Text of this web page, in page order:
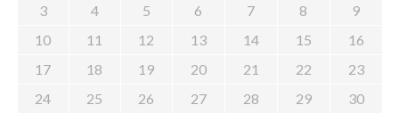
3
4 5 6 7 8
9
10
11 12 13 14 15
16
17
18 19 20 21 22
23
24
25 26 27 28 29
30